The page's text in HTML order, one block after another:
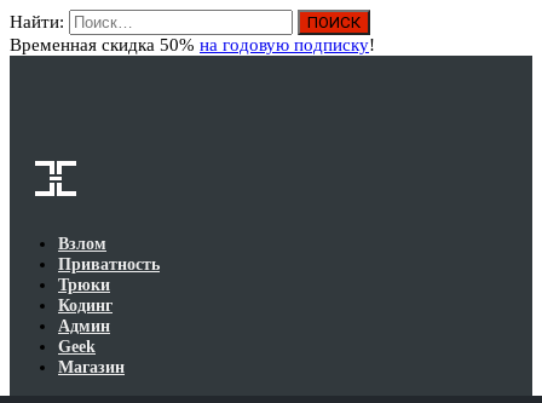
Найти:
Временная скидка 50% на годовую подписку!
Взлом
Приватность
Трюки
Кодинг
Админ
Geek
Магазин